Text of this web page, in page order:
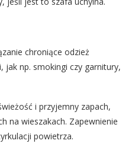
chroniące odzież
jak np. smokingi czy garnitury,
i przyjemny zapach,
na wieszakach. Zapewnienie
powietrza.